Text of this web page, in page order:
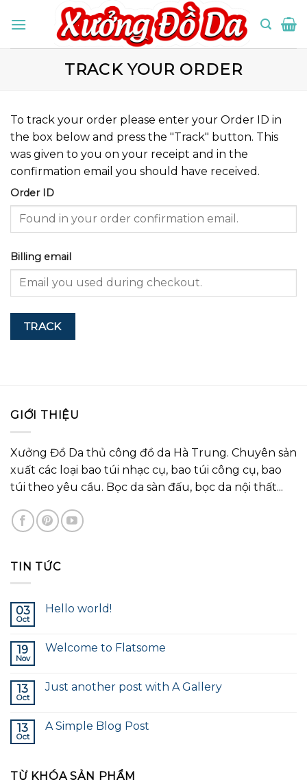
TRACK YOUR ORDER
To track your order please enter your Order ID in
the box below and press the "Track" button. This
was given to you on your receipt and in the
confirmation email you should have received.
Order ID
Billing email
TRACK
GIỚI THIỆU
Xưởng Đồ Da thủ công đồ da Hà Trung. Chuyên sản
xuất các loại bao túi nhạc cụ, bao túi công cụ, bao
túi theo yêu cầu. Bọc da sàn đấu, bọc da nội thất...
TIN TỨC
03
Oct
Hello world!
19
Nov
Welcome to Flatsome
13
Oct
Just another post with A Gallery
13
Oct
A Simple Blog Post
TỪ KHÓA SẢN PHẨM